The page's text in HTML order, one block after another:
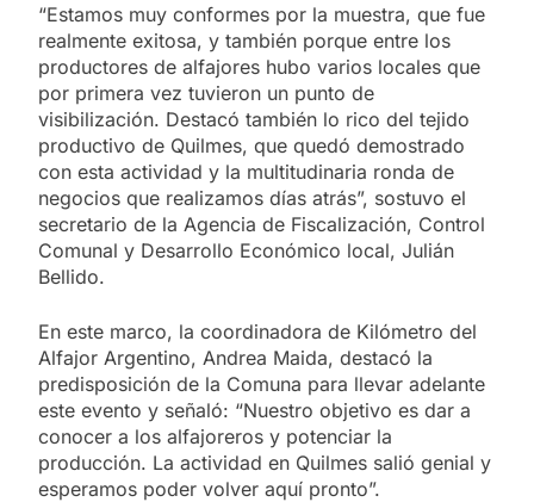
“Estamos muy conformes por la muestra, que fue
realmente exitosa, y también porque entre los
productores de alfajores hubo varios locales que
por primera vez tuvieron un punto de
visibilización. Destacó también lo rico del tejido
productivo de Quilmes, que quedó demostrado
con esta actividad y la multitudinaria ronda de
negocios que realizamos días atrás”, sostuvo el
secretario de la Agencia de Fiscalización, Control
Comunal y Desarrollo Económico local, Julián
Bellido.
En este marco, la coordinadora de Kilómetro del
Alfajor Argentino, Andrea Maida, destacó la
predisposición de la Comuna para llevar adelante
este evento y señaló: “Nuestro objetivo es dar a
conocer a los alfajoreros y potenciar la
producción. La actividad en Quilmes salió genial y
esperamos poder volver aquí pronto”.